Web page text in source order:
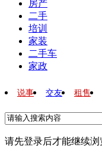
房产
二手
培训
家装
二手车
家政
说事 交友 租售
请先登录后才能继续浏